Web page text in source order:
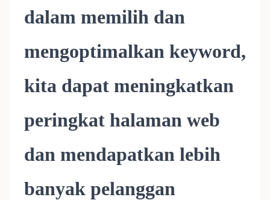
dalam memilih dan
mengoptimalkan keyword,
kita dapat meningkatkan
peringkat halaman web
dan mendapatkan lebih
banyak pelanggan